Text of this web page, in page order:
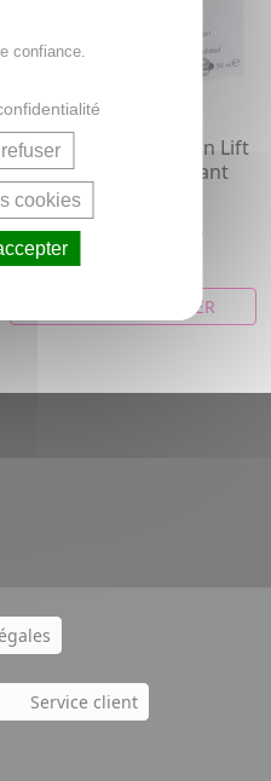
ISISPHARMA Geneskin Lift
Baume Gel Redensifiant
50ml
Baume gel redensifiant.
40,16€
AJOUTER AU PANIER
Service client
confiance.
cookies